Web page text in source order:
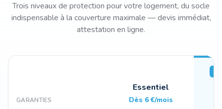
Trois niveaux de protection pour votre logement, du socle
indispensable à la couverture maximale — devis immédiat,
attestation en ligne.
GARANTIES
Essentiel
Dès 6 €/mois